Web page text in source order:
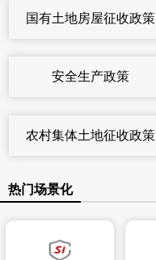
国有土地房屋征收政策
安全生产政策
农村集体土地征收政策
热门场景化